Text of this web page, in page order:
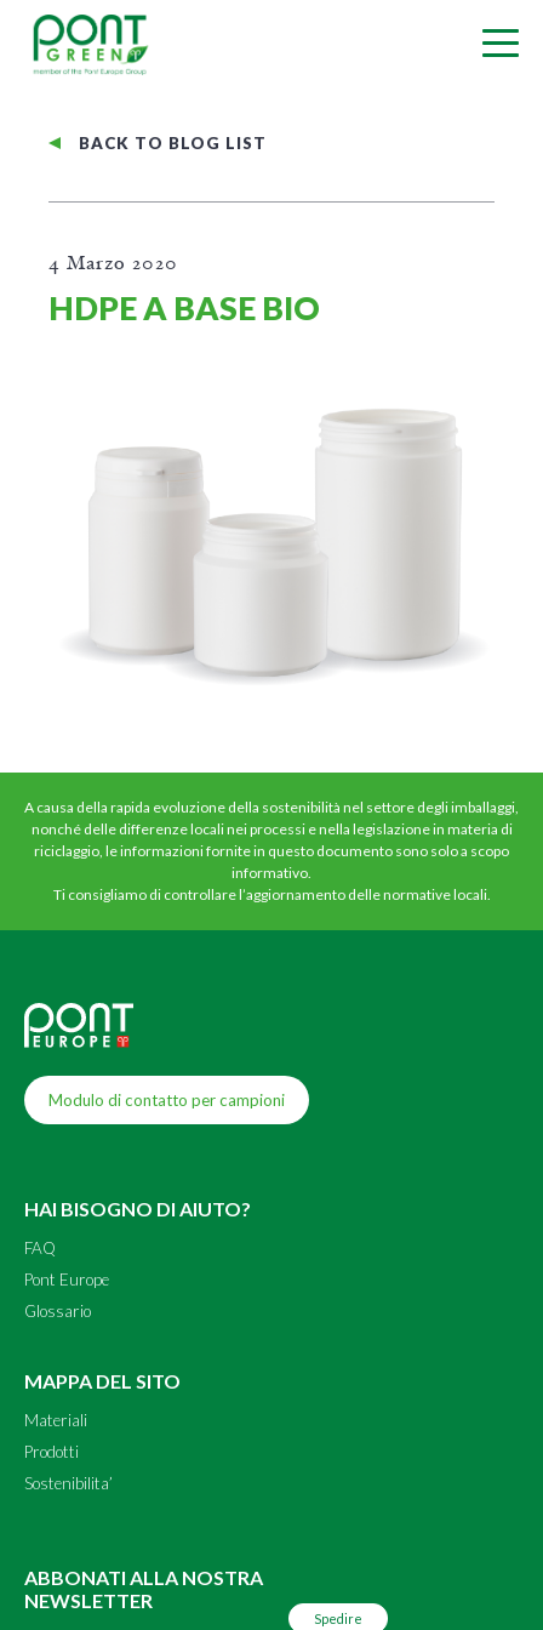
BACK TO BLOG LIST
4 Marzo 2020
HDPE A BASE BIO
A causa della rapida evoluzione della sostenibilità nel settore degli imballaggi,
nonché delle differenze locali nei processi e nella legislazione in materia di
riciclaggio, le informazioni fornite in questo documento sono solo a scopo
informativo.
Ti consigliamo di controllare l’aggiornamento delle normative locali.
Modulo di contatto per campioni
HAI BISOGNO DI AIUTO?
FAQ
Pont Europe
Glossario
MAPPA DEL SITO
Materiali
Prodotti
Sostenibilita’
ABBONATI ALLA NOSTRA
NEWSLETTER